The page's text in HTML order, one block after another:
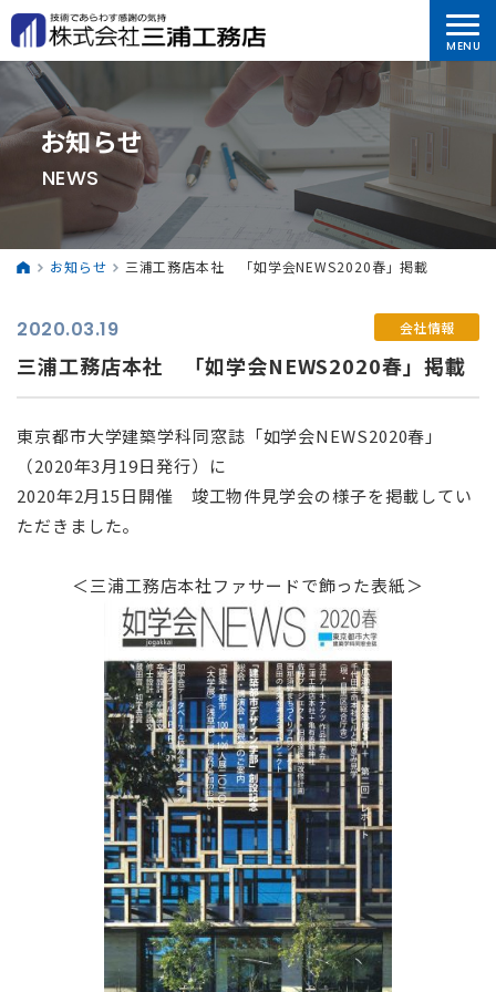
お知らせ
NEWS
お知らせ 三浦工務店本社 「如学会NEWS2020春」掲載
2020.03.19 会社情報
三浦工務店本社 「如学会NEWS2020春」掲載
東京都市大学建築学科同窓誌「如学会NEWS2020春」
（2020年3月19日発行）に
2020年2月15日開催 竣工物件見学会の様子を掲載してい
ただきました。
＜三浦工務店本社ファサードで飾った表紙＞